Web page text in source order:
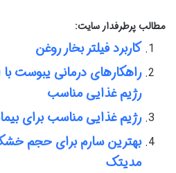
مطالب پرطرفدار سایت:
کاربرد فیلتر بخار روغن
راهکارهای درمانی یبوست با
رژیم غذایی مناسب
رژیم غذایی مناسب برای
بهترین سارم برای حجم
مدیتک